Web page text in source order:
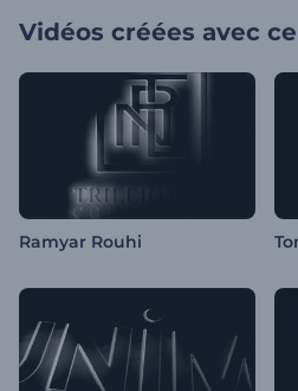
Vidéos créées avec
Ramyar Rouhi